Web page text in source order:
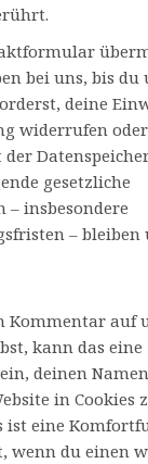
bei uns, bis du
deine
widerrufen
gesetzliche
– insbesondere
– bleiben
Kommentar auf
kann das eine
deinen
in Cookies
ist eine
wenn du einen